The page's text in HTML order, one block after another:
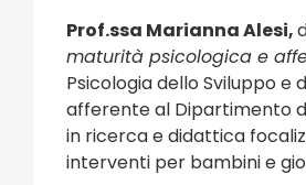
Prof.ssa Marianna Alesi,
maturità psicologica e
Psicologia dello Sviluppo e
afferente al Dipartimento
in ricerca e didattica
interventi per bambini e